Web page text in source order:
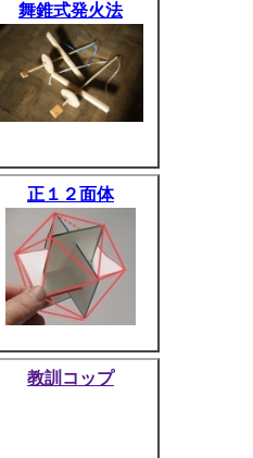
舞錐式発火法
正１２面体
教訓コップ